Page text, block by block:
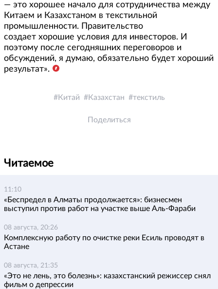
— это хорошее начало для сотрудничества между
Китаем и Казахстаном в текстильной
промышленности. Правительство
создает хорошие условия для инвесторов. И
поэтому после сегодняшних переговоров и
обсуждений, я думаю, обязательно будет хороший
результат».
Китай Казахстан текстиль
Поделиться
Читаемое
11:10
«Беспредел в Алматы продолжается»: бизнесмен
выступил против работ на участке выше Аль-Фараби
08 августа, 20:26
Комплексную работу по очистке реки Есиль проводят в
Астане
08 августа, 21:35
«Это не лень, это болезнь»: казахстанский режиссер снял
фильм о депрессии